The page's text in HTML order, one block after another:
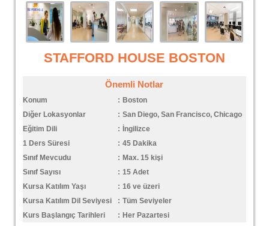
STAFFORD HOUSE BOSTON
Önemli Notlar
Konum : Boston
Diğer Lokasyonlar
: San Diego, San Francisco, Chicago
Eğitim Dili
: İngilizce
1 Ders Süresi
: 45 Dakika
Sınıf Mevcudu
: Max. 15 kişi
Sınıf Sayısı
: 15 Adet
Kursa Katılım Yaşı
: 16 ve üzeri
Kursa Katılım Dil Seviyesi
: Tüm Seviyeler
Kurs Başlangıç Tarihleri
: Her Pazartesi